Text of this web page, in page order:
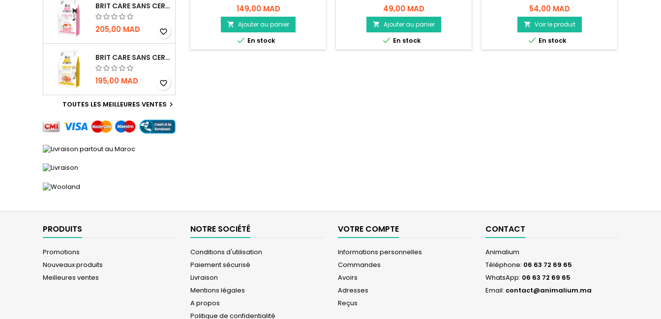
BRIT CARE SANS CEREALES STERILIZED SENSITIVE - CHAT - 2KG
205,00 MAD favorite_border
BRIT CARE SANS CEREALES HAIRCARE HEALTHY AND SHINY COAT - POUR CHAT - 2KG
195,00 MAD favorite_border
TOUTES LES MEILLEURES VENTES 
149,00 MAD
 Ajouter au panier
 En stock
49,00 MAD
 Ajouter au panier
 En stock
54,00 MAD
 Voir le produit
 En stock
PRODUITS
Promotions
Nouveaux produits
Meilleures ventes
NOTRE SOCIÉTÉ
Conditions d'utilisation
Paiement sécurisé
Livraison
Mentions légales
A propos
Politique de confidentialité
VOTRE COMPTE
Informations personnelles
Commandes
Avoirs
Adresses
Reçus
CONTACT
Animalium
Téléphone: 06 63 72 69 65
WhatsApp: 06 63 72 69 65
Email: contact@animalium.ma